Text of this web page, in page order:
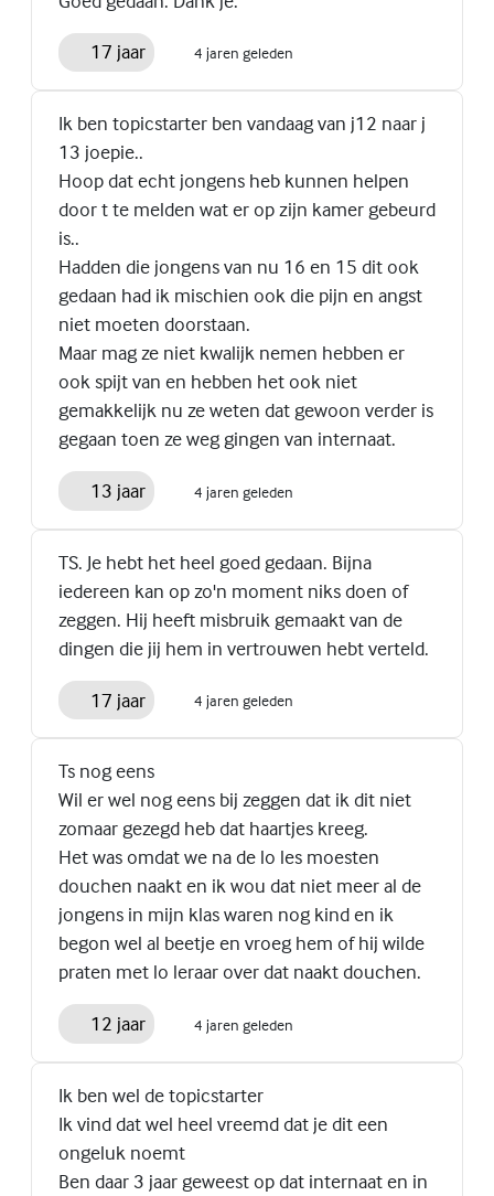
17 jaar 4 jaren geleden
Ik ben topicstarter ben vandaag van j12 naar j
13 joepie..
Hoop dat echt jongens heb kunnen helpen
door t te melden wat er op zijn kamer gebeurd
is..
Hadden die jongens van nu 16 en 15 dit ook
gedaan had ik mischien ook die pijn en angst
niet moeten doorstaan.
Maar mag ze niet kwalijk nemen hebben er
ook spijt van en hebben het ook niet
gemakkelijk nu ze weten dat gewoon verder is
gegaan toen ze weg gingen van internaat.
13 jaar 4 jaren geleden
TS. Je hebt het heel goed gedaan. Bijna
iedereen kan op zo'n moment niks doen of
zeggen. Hij heeft misbruik gemaakt van de
dingen die jij hem in vertrouwen hebt verteld.
17 jaar 4 jaren geleden
Ts nog eens
Wil er wel nog eens bij zeggen dat ik dit niet
zomaar gezegd heb dat haartjes kreeg.
Het was omdat we na de lo les moesten
douchen naakt en ik wou dat niet meer al de
jongens in mijn klas waren nog kind en ik
begon wel al beetje en vroeg hem of hij wilde
praten met lo leraar over dat naakt douchen.
12 jaar 4 jaren geleden
Ik ben wel de topicstarter
Ik vind dat wel heel vreemd dat je dit een
ongeluk noemt
Ben daar 3 jaar geweest op dat internaat en in